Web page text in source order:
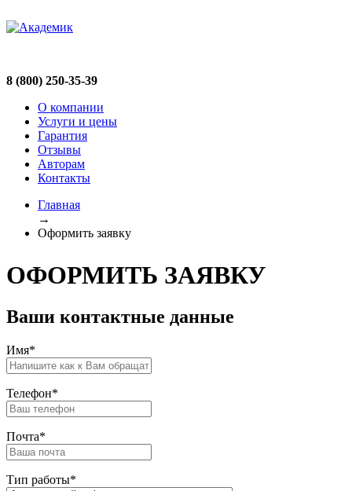
8 (800) 250-35-39
О компании
Услуги и цены
Гарантия
Отзывы
Авторам
Контакты
Главная
→
Оформить заявку
ОФОРМИТЬ ЗАЯВКУ
Ваши контактные данные
Имя*
Телефон*
Почта*
Тип работы*